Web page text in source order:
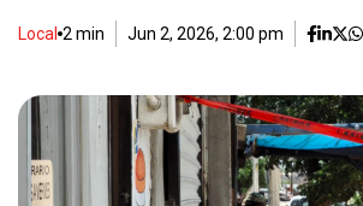
Local 2 min Jun 2, 2026, 2:00 pm